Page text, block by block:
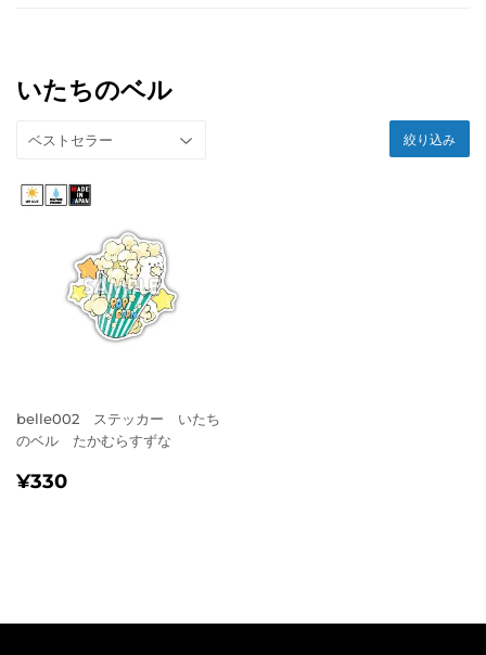
いたちのベル
絞り込み
belle002 ステッカー いたち
のベル たかむらすずな
通
¥330